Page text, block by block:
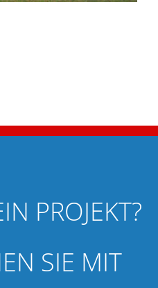
PROJEKT?
SIE MIT